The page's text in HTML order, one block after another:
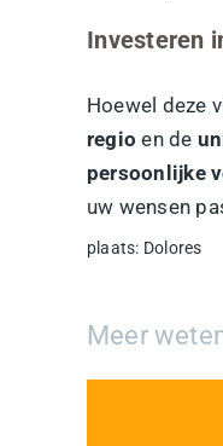
Investeren
Hoewel deze
regio en de
persoonlijke
uw wensen
plaats: Dolores
Meer